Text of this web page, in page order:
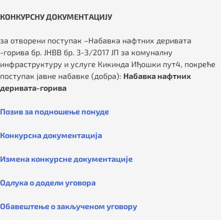
КОНКУРСНУ ДОКУМЕНТАЦИЈУ
за отворени поступак –Набавка нафтних деривата
-горива бр. ЈНВВ бр. 3-3/2017 ЈП за комуналну
инфраструктуру и услуге Кикинда Иђошки пут4, покреће
поступак јавне набавке (добра): Набавка нафтних
деривата-горива
Позив за подношење понуде
Конкурсна документација
Измена конкурсне документације
Одлука о додели уговора
Обавештење о закљученом уговору